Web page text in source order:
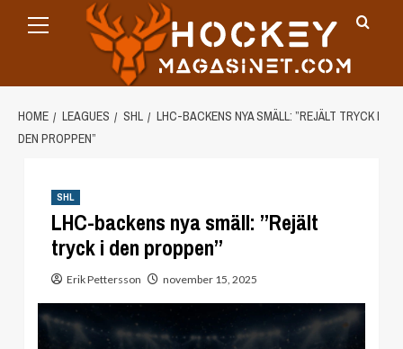
Menu
HOME LEAGUES SHL
LHC-BACKENS NYA SMÄLL: ”REJÄLT TRYCK I
DEN PROPPEN”
SHL
LHC-backens nya smäll: ”Rejält
tryck i den proppen”
Erik Pettersson november 15, 2025